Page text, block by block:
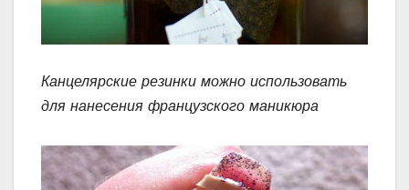
Канцелярские резинки можно использовать
для нанесения французского маникюра